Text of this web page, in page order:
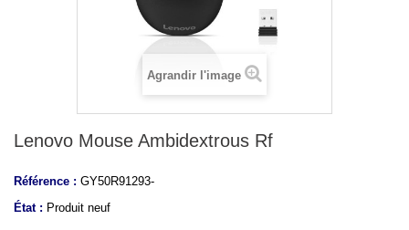
Agrandir l'image
Lenovo Mouse Ambidextrous Rf
Référence : GY50R91293-
État : Produit neuf